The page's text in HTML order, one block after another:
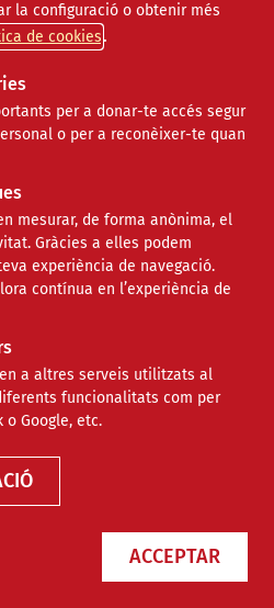
la configuració o obtenir més
de cookies
per a donar-te accés segur
o per a reconèixer-te quan
mesurar, de forma anònima, el
Gràcies a elles podem
experiència de navegació.
contínua en l’experiència de
a altres serveis utilitzats al
funcionalitats com per
o Google, etc.
ACCEPTAR
una
promovent la
occitana